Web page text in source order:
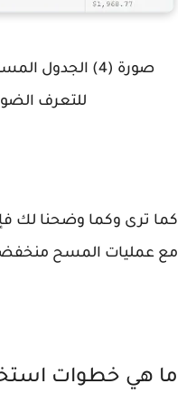
للتعرف
مع عمليات المسح
ما هي خطوات